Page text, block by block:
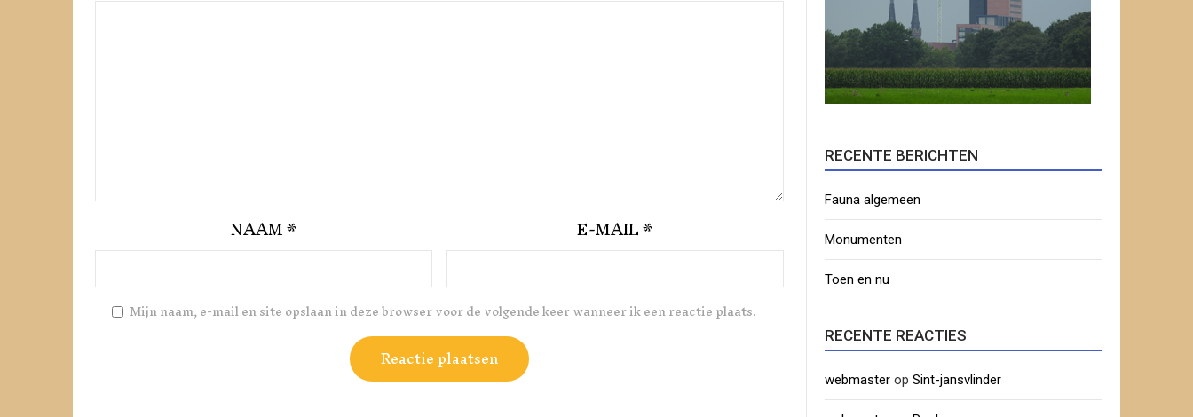
NAAM* E-MAIL*
Mijn naam, e-mail en site opslaan in deze browser voor de volgende keer wanneer ik een reactie plaats.
RECENTE BERICHTEN
Fauna algemeen
Monumenten
Toen en nu
RECENTE REACTIES
webmaster op Sint-jansvlinder